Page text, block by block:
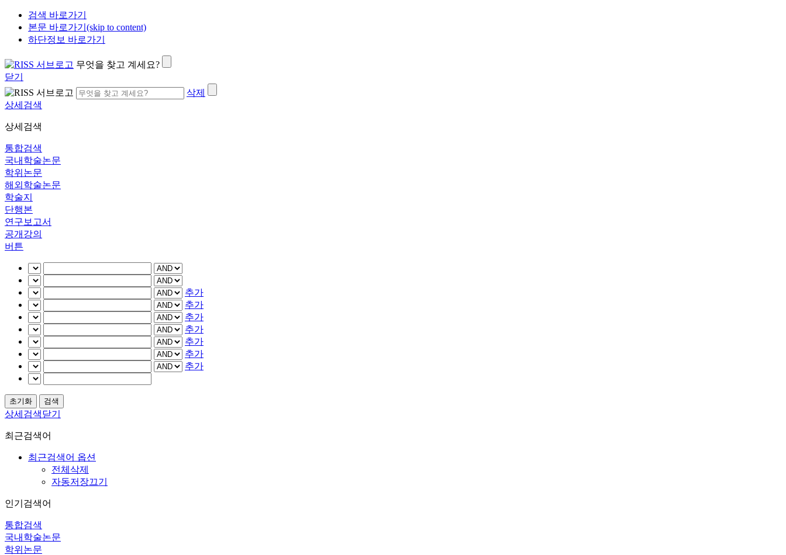
검색 바로가기
본문 바로가기(skip to content)
하단정보 바로가기
무엇을 찾고 계세요?
닫기
삭제
상세검색
상세검색
통합검색
국내학술논문
학위논문
해외학술논문
학술지
단행본
연구보고서
공개강의
버튼
추가
추가
추가
추가
추가
추가
추가
상세검색닫기
최근검색어
최근검색어 옵션
전체삭제
자동저장끄기
인기검색어
통합검색
국내학술논문
학위논문